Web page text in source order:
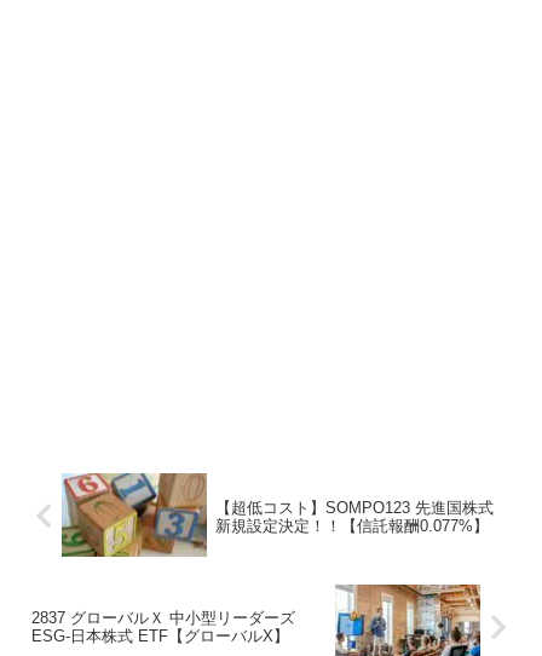
【超低コスト】SOMPO123 先進国株式
新規設定決定！！【信託報酬0.077%】
2837 グローバルＸ 中小型リーダーズ
ESG-日本株式 ETF【グローバルX】